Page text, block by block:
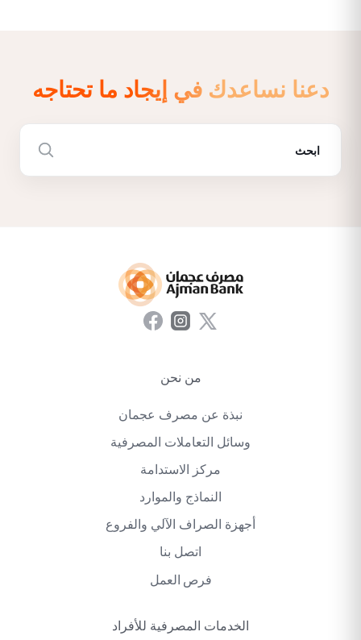
دعنا نساعدك في إيجاد ما تحتاجه
من نحن
نبذة عن مصرف عجمان
وسائل التعاملات المصرفية
مركز الاستدامة
النماذج والموارد
أجهزة الصراف الآلي والفروع
اتصل بنا
فرص العمل
الخدمات المصرفية للأفراد